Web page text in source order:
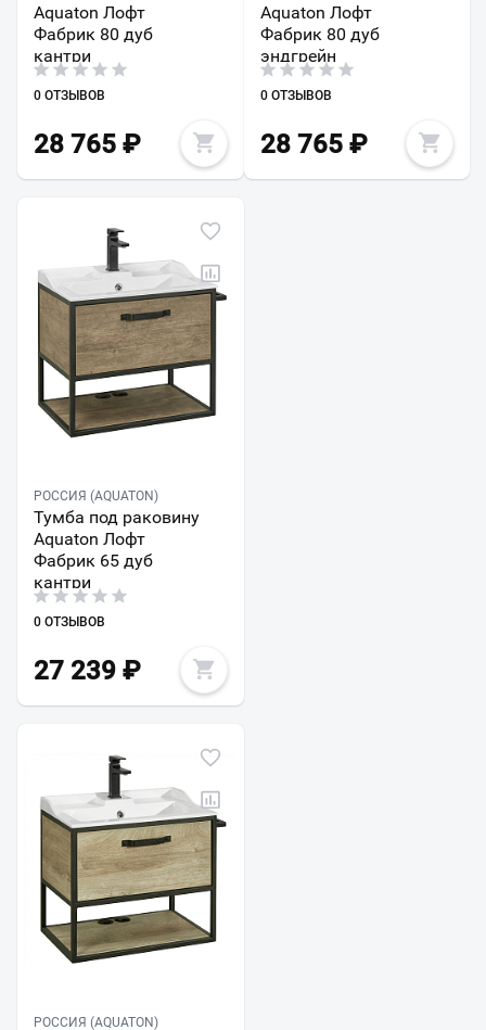
Aquaton Лофт
Фабрик 80 дуб
кантри
0 ОТЗЫВОВ
28 765 ₽
Aquaton Лофт
Фабрик 80 дуб
эндгрейн
0 ОТЗЫВОВ
28 765₽
РОССИЯ (AQUATON)
Тумба под раковину
Aquaton Лофт
Фабрик 65 дуб
кантри
0 ОТЗЫВОВ
27 239 ₽
РОССИЯ (AQUATON)